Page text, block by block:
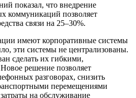
показал, что внедрение
коммуникаций позволяет
связи на 25–30%.
имеют корпоративные системы
эти системы не централизованы.
сделать их гибкими,
решение позволяет
разговорах, снизить
перемещениями
на обслуживание